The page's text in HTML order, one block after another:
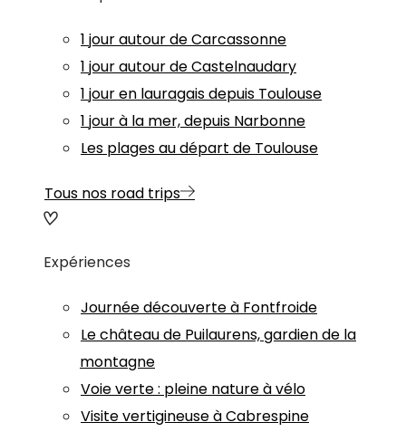
1 jour autour de Carcassonne
1 jour autour de Castelnaudary
1 jour en lauragais depuis Toulouse
1 jour à la mer, depuis Narbonne
Les plages au départ de Toulouse
Tous nos road trips
Expériences
Journée découverte à Fontfroide
Le château de Puilaurens, gardien de la
montagne
Voie verte : pleine nature à vélo
Visite vertigineuse à Cabrespine